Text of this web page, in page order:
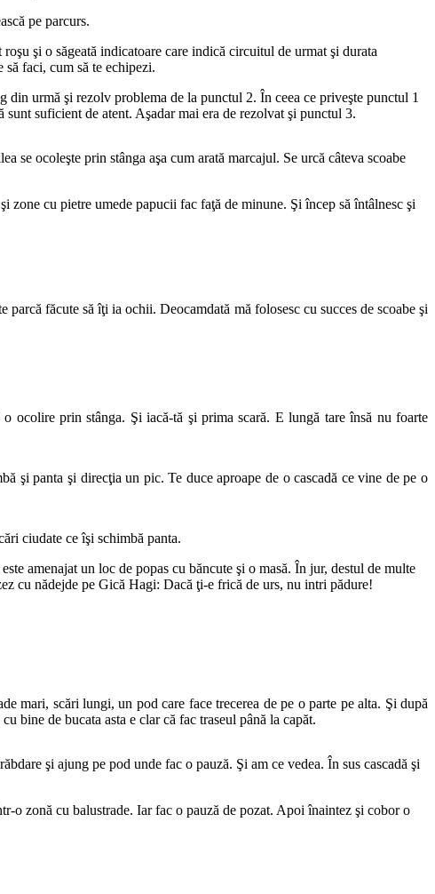
pe parcurs.
şi o săgeată indicatoare care indică circuitul de urmat şi durata
să faci, cum să te echipezi.
urmă şi rezolv problema de la punctul 2. În ceea ce priveşte punctul 1
suficient de atent. Aşadar mai era de rezolvat şi punctul 3.
ocoleşte prin stânga aşa cum arată marcajul. Se urcă câteva scoabe
zone cu pietre umede papucii fac faţă de minune. Şi încep să întâlnesc şi
făcute să îţi ia ochii. Deocamdată mă folosesc cu succes de scoabe şi
ocolire prin stânga. Şi iacă-tă şi prima scară. E lungă tare însă nu foarte
şi panta şi direcţia un pic. Te duce aproape de o cascadă ce vine de pe o
ciudate ce îşi schimbă panta.
amenajat un loc de popas cu băncute şi o masă. În jur, destul de multe
cu nădejde pe Gică Hagi: Dacă ţi-e frică de urs, nu intri pădure!
mari, scări lungi, un pod care face trecerea de pe o parte pe alta. Şi după
bine de bucata asta e clar că fac traseul până la capăt.
şi ajung pe pod unde fac o pauză. Şi am ce vedea. În sus cascadă şi
o zonă cu balustrade. Iar fac o pauză de pozat. Apoi înaintez şi cobor o